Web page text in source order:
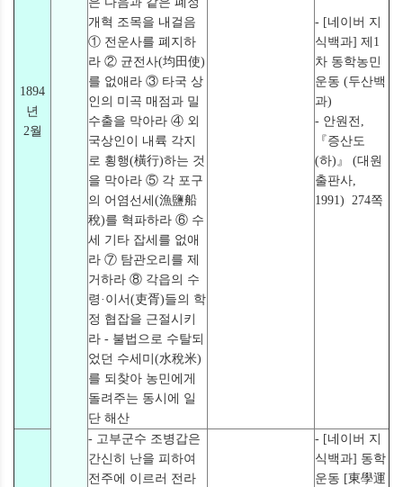
1894
년
2월
개혁 조목을 내걸음
① 전운사를 폐지하
라 ② 균전사(均田使)
를 없애라 ③ 타국 상
인의 미곡 매점과 밀
수출을 막아라 ④ 외
국상인이 내륙 각지
로 횡행(橫行)하는 것
을 막아라 ⑤ 각 포구
의 어염선세(漁鹽船
稅)를 혁파하라 ⑥ 수
세 기타 잡세를 없애
라 ⑦ 탐관오리를 제
거하라 ⑧ 각읍의 수
령·이서(吏胥)들의 학
정 협잡을 근절시키
라 - 불법으로 수탈되
었던 수세미(水稅米)
를 되찾아 농민에게
돌려주는 동시에 일
단 해산
- [네이버 지
식백과] 제1
차 동학농민
운동 (두산백
과)
- 안원전,
『증산도
(하)』 (대원
출판사,
1991) 274쪽
- 고부군수 조병갑은
간신히 난을 피하여
전주에 이르러 전라
- [네이버 지
식백과] 동학
운동 [東學運